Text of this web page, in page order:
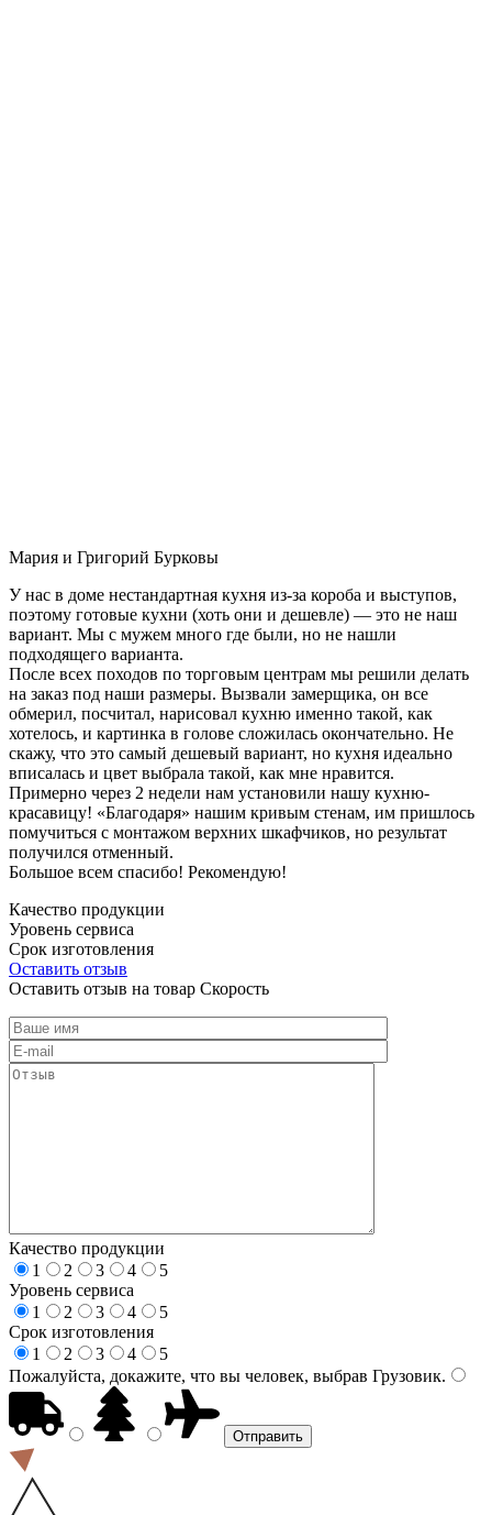
Мария и Григорий Бурковы
У нас в доме нестандартная кухня из-за короба и выступов,
поэтому готовые кухни (хоть они и дешевле) — это не наш
вариант. Мы с мужем много где были, но не нашли
подходящего варианта.
После всех походов по торговым центрам мы решили делать
на заказ под наши размеры. Вызвали замерщика, он все
обмерил, посчитал, нарисовал кухню именно такой, как
хотелось, и картинка в голове сложилась окончательно. Не
скажу, что это самый дешевый вариант, но кухня идеально
вписалась и цвет выбрала такой, как мне нравится.
Примерно через 2 недели нам установили нашу кухню-
красавицу! «Благодаря» нашим кривым стенам, им пришлось
помучиться с монтажом верхних шкафчиков, но результат
получился отменный.
Большое всем спасибо! Рекомендую!
Качество продукции
Уровень сервиса
Срок изготовления
Оставить отзыв
Оставить отзыв на товар Скорость
Качество продукции
1
2 3 4
5
Уровень сервиса
1
2 3 4
5
Срок изготовления
1
2 3 4
5
Пожалуйста, докажите, что вы человек, выбрав Грузовик.